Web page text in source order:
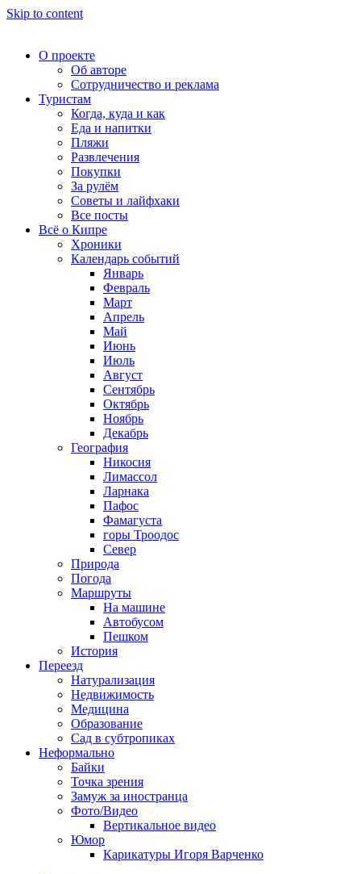
Skip to content
О проекте
Об авторе
Сотрудничество и реклама
Туристам
Когда, куда и как
Еда и напитки
Пляжи
Развлечения
Покупки
За рулём
Советы и лайфхаки
Все посты
Всё о Кипре
Хроники
Календарь событий
Январь
Февраль
Март
Апрель
Май
Июнь
Июль
Август
Сентябрь
Октябрь
Ноябрь
Декабрь
География
Никосия
Лимассол
Ларнака
Пафос
Фамагуста
горы Троодос
Север
Природа
Погода
Маршруты
На машине
Автобусом
Пешком
История
Переезд
Натурализация
Недвижимость
Медицина
Образование
Сад в субтропиках
Неформально
Байки
Точка зрения
Замуж за иностранца
Фото/Видео
Вертикальное видео
Юмор
Карикатуры Игоря Варченко